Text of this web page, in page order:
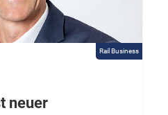
Rail Business
neuer